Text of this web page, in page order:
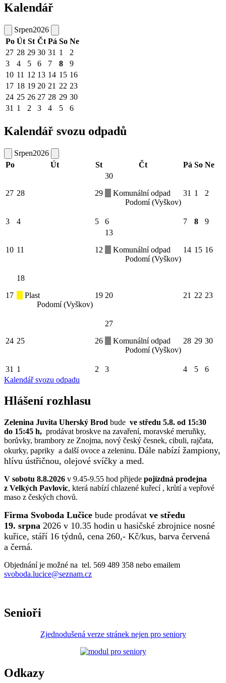
Kalendář
Srpen2026
Po Út St Čt Pá So Ne
27 28 29 30 31 1
2
3
4 5 6 7 8
9
10 11 12 13 14 15 16
17 18 19 20 21 22 23
24 25 26 27 28 29 30
31 1 2 3 4 5 6
Kalendář svozu odpadů
Srpen2026
Po
Út St Čt Pá So Ne
27 28 29
30
Komunální odpad
Podomí (Vyškov)
31 1 2
3 4 5 6 7 8 9
10 11 12
13
Komunální odpad
Podomí (Vyškov)
14 15 16
17
18
Plast
Podomí (Vyškov)
19 20 21 22 23
24 25 26
27
Komunální odpad
Podomí (Vyškov)
28 29 30
31 1 2 3 4 5
6
Kalendář svozu odpadu
Hlášení rozhlasu
Zelenina Juvita Uherský Brod bude ve středu 5.8. od 15:30
do 15:45 h, prodávat broskve na zavaření, moravské meruňky,
borůvky, brambory ze Znojma, nový český česnek, cibuli, rajčata,
okurky, papriky a další ovoce a zeleninu. Dále nabízí žampiony,
hlívu ústřičnou, olejové svíčky a med.
V sobotu 8.8.2026 v 9.45-9.55 hod přijede pojízdná prodejna
z Velkých Pavlovic, která nabízí chlazené kuřecí , krůtí a vepřové
maso z českých chovů.
Firma Svoboda Lučice bude prodávat ve středu
19. srpna 2026 v 10.35 hodin u hasičské zbrojnice nosné
kuřice, stáří 16 týdnů, cena 260,- Kč/kus, barva červená
a černá.
Objednání je možné na tel. 569 489 358 nebo emailem
svoboda.lucice@seznam.cz
Senioři
Zjednodušená verze stránek nejen pro seniory
Odkazy